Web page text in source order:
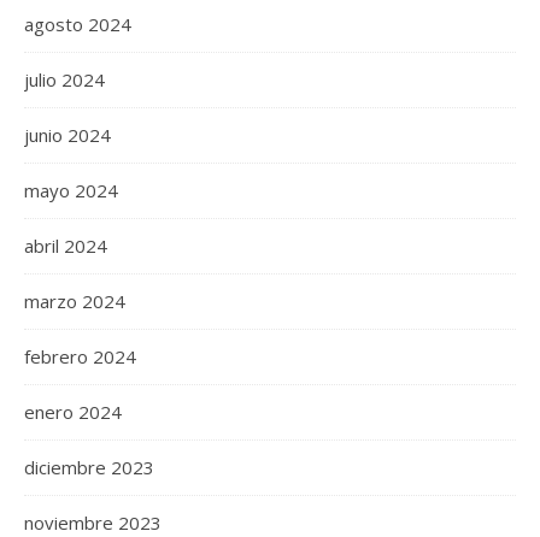
agosto 2024
julio 2024
junio 2024
mayo 2024
abril 2024
marzo 2024
febrero 2024
enero 2024
diciembre 2023
noviembre 2023